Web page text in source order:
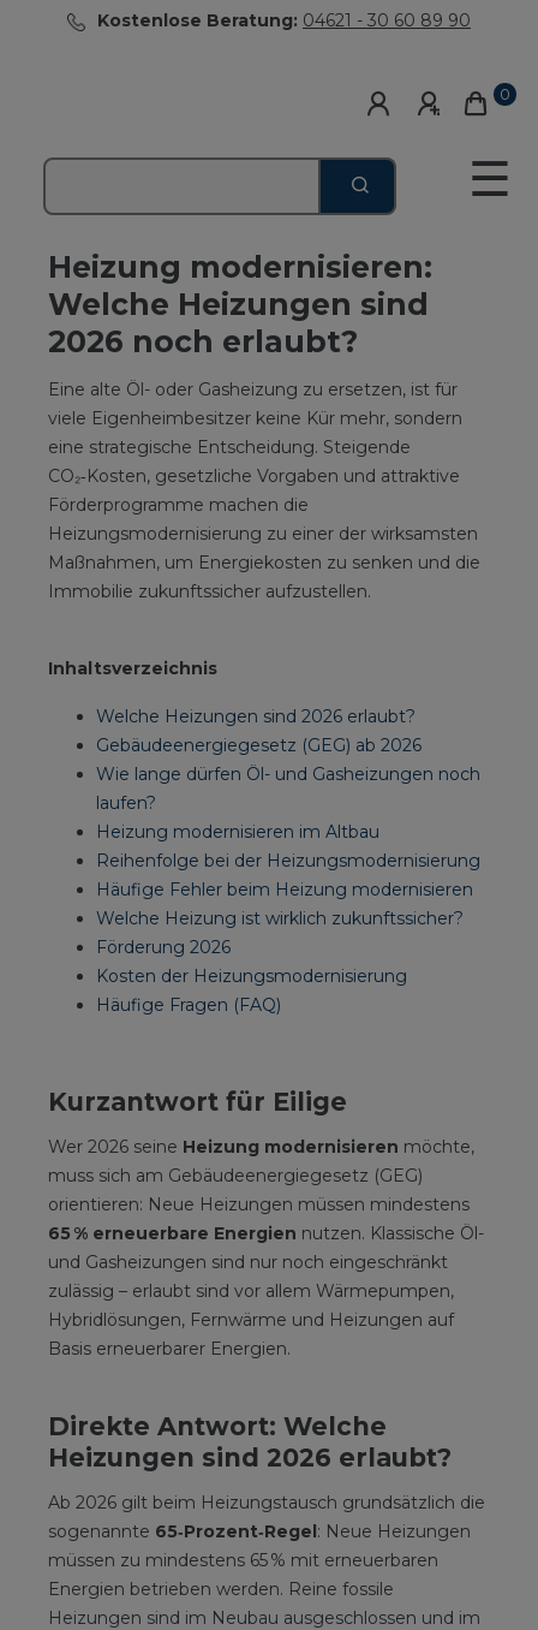
Kostenlose Beratung: 04621 - 30 60 89 90
0
☰
Heizung modernisieren:
Welche Heizungen sind
2026 noch erlaubt?
Eine alte Öl- oder Gasheizung zu ersetzen, ist für
viele Eigenheimbesitzer keine Kür mehr, sondern
eine strategische Entscheidung. Steigende
CO₂‑Kosten, gesetzliche Vorgaben und attraktive
Förderprogramme machen die
Heizungsmodernisierung zu einer der wirksamsten
Maßnahmen, um Energiekosten zu senken und die
Immobilie zukunftssicher aufzustellen.
Inhaltsverzeichnis
Welche Heizungen sind 2026 erlaubt?
Gebäudeenergiegesetz (GEG) ab 2026
Wie lange dürfen Öl- und Gasheizungen noch
laufen?
Heizung modernisieren im Altbau
Reihenfolge bei der Heizungsmodernisierung
Häufige Fehler beim Heizung modernisieren
Welche Heizung ist wirklich zukunftssicher?
Förderung 2026
Kosten der Heizungsmodernisierung
Häufige Fragen (FAQ)
Kurzantwort für Eilige
Wer 2026 seine Heizung modernisieren möchte,
muss sich am Gebäudeenergiegesetz (GEG)
orientieren: Neue Heizungen müssen mindestens
65 % erneuerbare Energien nutzen. Klassische Öl-
und Gasheizungen sind nur noch eingeschränkt
zulässig – erlaubt sind vor allem Wärmepumpen,
Hybridlösungen, Fernwärme und Heizungen auf
Basis erneuerbarer Energien.
Direkte Antwort: Welche
Heizungen sind 2026 erlaubt?
Ab 2026 gilt beim Heizungstausch grundsätzlich die
sogenannte 65‑Prozent‑Regel: Neue Heizungen
müssen zu mindestens 65 % mit erneuerbaren
Energien betrieben werden. Reine fossile
Heizungen sind im Neubau ausgeschlossen und im